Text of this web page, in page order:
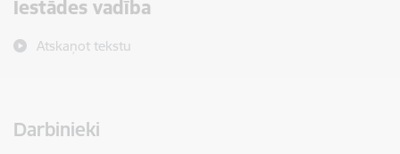
Iestādes vadība
Atskaņot tekstu
Darbinieki